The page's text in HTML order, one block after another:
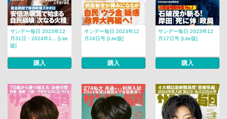
サンデー毎日 2023年12
月31日・2024年1... [Lite
版]
購入
サンデー毎日 2023年12
月24日号 [Lite版]
購入
サンデー毎日 2023年12
月17日号 [Lite版]
購入